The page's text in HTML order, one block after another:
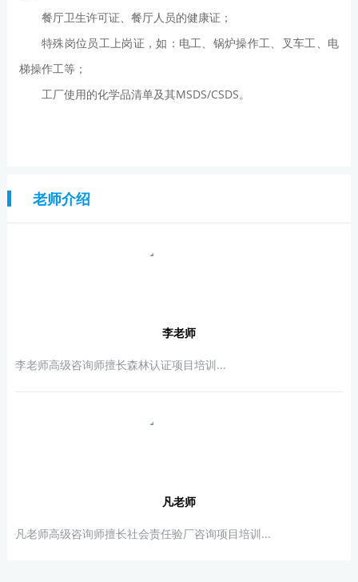
餐厅卫生许可证、餐厅人员的健康证；
特殊岗位员工上岗证，如：电工、锅炉操作工、叉车工、电
梯操作工等；
工厂使用的化学品清单及其MSDS/CSDS。
老师介绍
​李老师
李老师高级咨询师擅长森林认证项目培训...
凡老师
凡老师高级咨询师擅长社会责任验厂咨询项目培训...